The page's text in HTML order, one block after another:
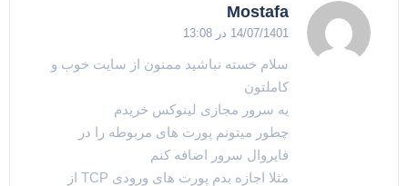
Mostafa
14/07/1401 در 13:08
سلام خسته نباشید ممنون از سایت خوب و
کاملتون
یه سرور مجازی لینوکس خریدم
چطور میتونم پورت های مربوطه را در
فایروال سرور اضافه کنم
مثلا اجازه بدم پورت های ورودی TCP از